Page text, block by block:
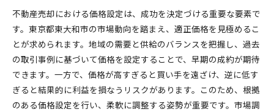
不動産売却における価格設定は、成功を決定づける重要な要素で
す。東京都東大和市の市場動向を踏まえ、適正価格を見極めるこ
とが求められます。地域の需要と供給のバランスを把握し、過去
の取引事例に基づいて価格を設定することで、早期の成約が期待
できます。一方で、価格が高すぎると買い手を遠ざけ、逆に低す
ぎると結果的に利益を損なうリスクがあります。このため、根拠
のある価格設定を行い、柔軟に調整する姿勢が重要です。市場調